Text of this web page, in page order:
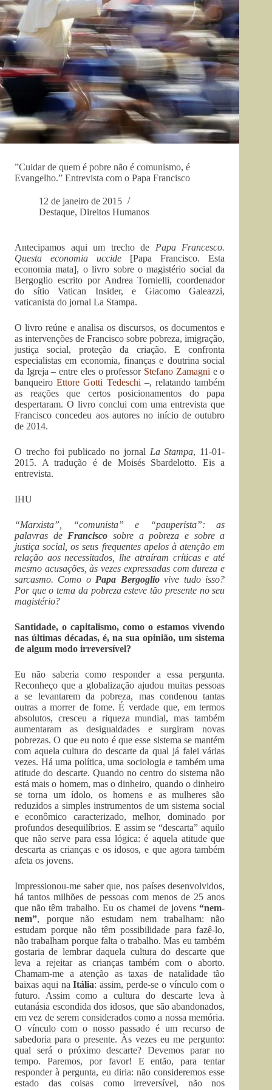
”Cuidar de quem é pobre não é comunismo, é
Evangelho.” Entrevista com o Papa Francisco
12 de janeiro de 2015
Destaque, Direitos Humanos
Antecipamos aqui um trecho de Papa Francesco.
Questa economia uccide [Papa Francisco. Esta
economia mata], o livro sobre o magistério social da
Bergoglio escrito por Andrea Tornielli, coordenador
do sítio Vatican Insider, e Giacomo Galeazzi,
vaticanista do jornal La Stampa.
O livro reúne e analisa os discursos, os documentos e
as intervenções de Francisco sobre pobreza, imigração,
justiça social, proteção da criação. E confronta
especialistas em economia, finanças e doutrina social
da Igreja – entre eles o professor Stefano Zamagni e o
banqueiroEttore Gotti Tedeschi –, relatando também
as reações que certos posicionamentos do papa
despertaram. O livro conclui com uma entrevista que
Francisco concedeu aos autores no início de outubro
de 2014.
O trecho foi publicado no jornal La Stampa, 11-01-
2015. A tradução é de Moisés Sbardelotto. Eis a
entrevista.
IHU
“Marxista”, “comunista” e “pauperista”: as
palavras de Francisco sobre a pobreza e sobre a
justiça social, os seus frequentes apelos à atenção em
relação aos necessitados, lhe atraíram críticas e até
mesmo acusações, às vezes expressadas com dureza e
sarcasmo. Como o Papa Bergogliovive tudo isso?
Por que o tema da pobreza esteve tão presente no seu
magistério?
Santidade, o capitalismo, como o estamos vivendo
nas últimas décadas, é, na sua opinião, um sistema
de algum modo irreversível?
Eu não saberia como responder a essa pergunta.
Reconheço que a globalização ajudou muitas pessoas
a se levantarem da pobreza, mas condenou tantas
outras a morrer de fome. É verdade que, em termos
absolutos, cresceu a riqueza mundial, mas também
aumentaram as desigualdades e surgiram novas
pobrezas. O que eu noto é que esse sistema se mantém
com aquela cultura do descarte da qual já falei várias
vezes. Há uma política, uma sociologia e também uma
atitude do descarte. Quando no centro do sistema não
está mais o homem, mas o dinheiro, quando o dinheiro
se torna um ídolo, os homens e as mulheres são
reduzidos a simples instrumentos de um sistema social
e econômico caracterizado, melhor, dominado por
profundos desequilíbrios. E assim se “descarta” aquilo
que não serve para essa lógica: é aquela atitude que
descarta as crianças e os idosos, e que agora também
afeta os jovens.
Impressionou-me saber que, nos países desenvolvidos,
há tantos milhões de pessoas com menos de 25 anos
que não têm trabalho. Eu os chamei de jovens“nem-
nem”, porque não estudam nem trabalham: não
estudam porque não têm possibilidade para fazê-lo,
não trabalham porque falta o trabalho. Mas eu também
gostaria de lembrar daquela cultura do descarte que
leva a rejeitar as crianças também com o aborto.
Chamam-me a atenção as taxas de natalidade tão
baixas aqui naItália: assim, perde-se o vínculo com o
futuro. Assim como a cultura do descarte leva à
eutanásia escondida dos idosos, que são abandonados,
em vez de serem considerados como a nossa memória.
O vínculo com o nosso passado é um recurso de
sabedoria para o presente. Às vezes eu me pergunto:
qual será o próximo descarte? Devemos parar no
tempo. Paremos, por favor! E então, para tentar
responder à pergunta, eu diria: não consideremos esse
estado das coisas como irreversível, não nos